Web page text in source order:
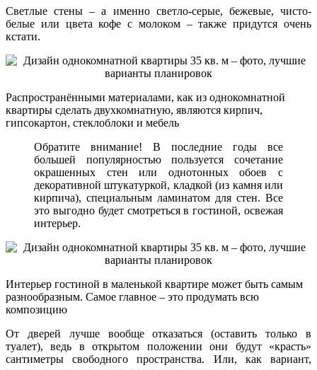
Светлые стены – а именно светло-серые, бежевые, чисто-
белые или цвета кофе с молоком – также придутся очень
кстати.
Распространёнными материалами, как из однокомнатной
квартиры сделать двухкомнатную, являются кирпич,
гипсокартон, стеклоблоки и мебель
Обратите внимание! В последние годы все
большей популярностью пользуется сочетание
окрашенных стен или однотонных обоев с
декоративной штукатуркой, кладкой (из камня или
кирпича), специальным ламинатом для стен. Все
это выгодно будет смотреться в гостиной, освежая
интерьер.
Интерьер гостиной в маленькой квартире может быть самым
разнообразным. Самое главное – это продумать всю
композицию
От дверей лучше вообще отказаться (оставить только в
туалет), ведь в открытом положении они будут «красть»
сантиметры свободного пространства. Или, как вариант,